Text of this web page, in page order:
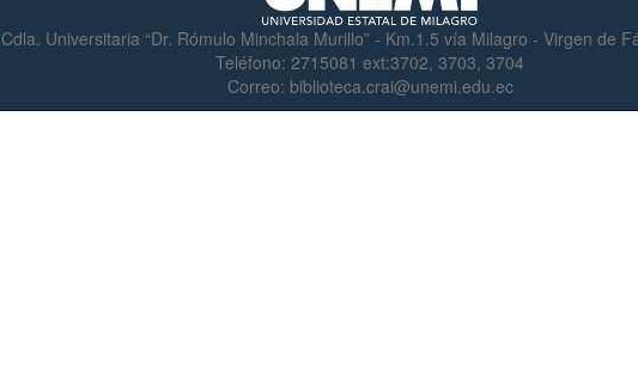
Cdla. Universitaria “Dr. Rómulo Minchala Murillo” - Km.1.5 vía Milagro - Virgen de
Teléfono: 2715081 ext:3702, 3703, 3704
Correo: biblioteca.crai@unemi.edu.ec